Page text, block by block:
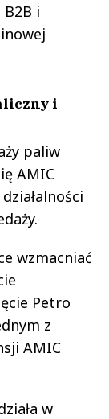
i
i
paliw
AMIC
wzmacniać
Petro
z
AMIC
w